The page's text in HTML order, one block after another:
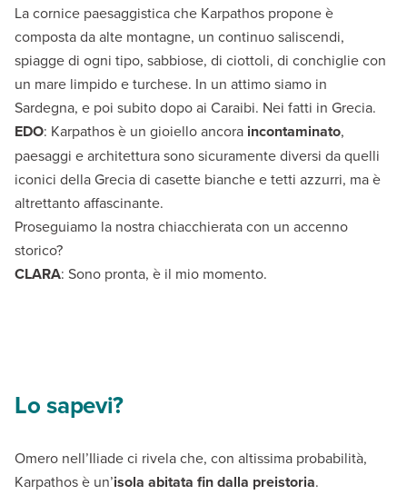
La cornice paesaggistica che Karpathos propone è
composta da alte montagne, un continuo saliscendi,
spiagge di ogni tipo, sabbiose, di ciottoli, di conchiglie con
un mare limpido e turchese. In un attimo siamo in
Sardegna, e poi subito dopo ai Caraibi. Nei fatti in Grecia.
EDO: Karpathos è un gioiello ancora incontaminato,
paesaggi e architettura sono sicuramente diversi da quelli
iconici della Grecia di casette bianche e tetti azzurri, ma è
altrettanto affascinante.
Proseguiamo la nostra chiacchierata con un accenno
storico?
CLARA: Sono pronta, è il mio momento.
Lo sapevi?
Omero nell’Iliade ci rivela che, con altissima probabilità,
Karpathos è un’isola abitata fin dalla preistoria.